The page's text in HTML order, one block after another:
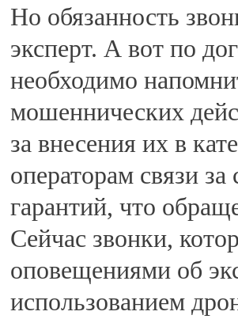
Но обязанность
эксперт. А вот по
необходимо
мошеннических
за внесения их в
операторам связи
гарантий, что
Сейчас звонки,
оповещениями об
использованием